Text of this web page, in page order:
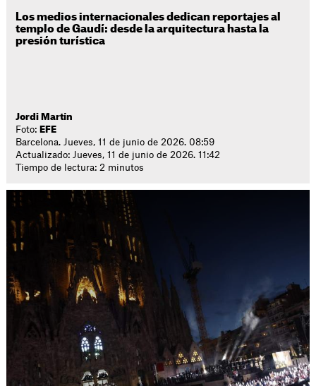
Los medios internacionales dedican reportajes al
templo de Gaudí: desde la arquitectura hasta la
presión turística
Jordi Martín
Foto: EFE
Barcelona. Jueves, 11 de junio de 2026. 08:59
Actualizado: Jueves, 11 de junio de 2026. 11:42
Tiempo de lectura: 2 minutos